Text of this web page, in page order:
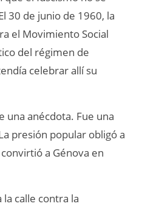
30 de junio de 1960, la
el Movimiento Social
del régimen de
celebrar allí su
una anécdota. Fue una
presión popular obligó a
a Génova en
la calle contra la